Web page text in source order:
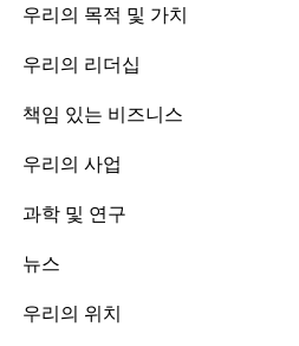
우리의 목적 및 가치
우리의 리더십
책임 있는 비즈니스
우리의 사업
과학 및 연구
뉴스
우리의 위치